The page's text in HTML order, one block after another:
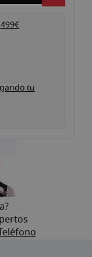
tu